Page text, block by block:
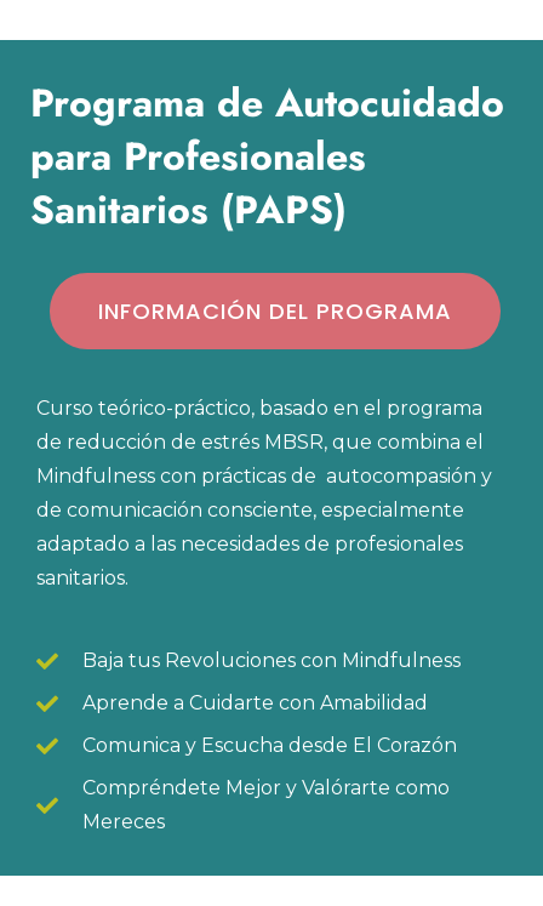
Programa de Autocuidado
para Profesionales
Sanitarios (PAPS)
INFORMACIÓN DEL PROGRAMA
Curso teórico-práctico, basado en el programa
de reducción de estrés MBSR, que combina el
Mindfulness con prácticas de autocompasión y
de comunicación consciente, especialmente
adaptado a las necesidades de profesionales
sanitarios.
Baja tus Revoluciones con Mindfulness
Aprende a Cuidarte con Amabilidad
Comunica y Escucha desde El Corazón
Compréndete Mejor y Valórarte como
Mereces